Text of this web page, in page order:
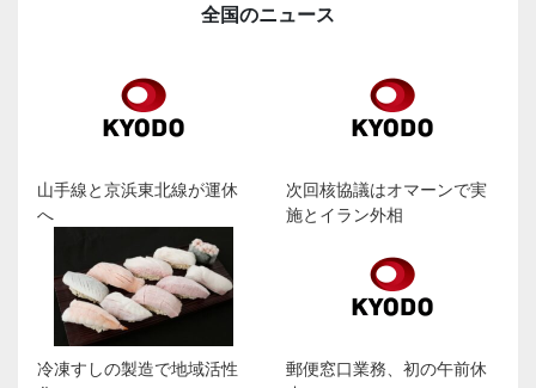
全国のニュース
山手線と京浜東北線が運休
へ
次回核協議はオマーンで実
施とイラン外相
冷凍すしの製造で地域活性
郵便窓口業務、初の午前休